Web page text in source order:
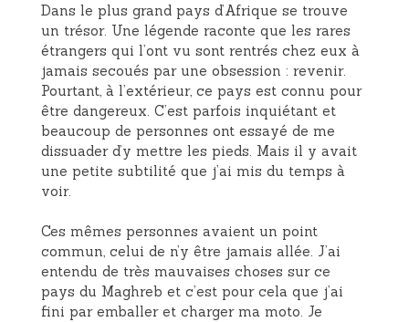
Dans le plus grand pays d’Afrique se trouve
un trésor. Une légende raconte que les rares
étrangers qui l’ont vu sont rentrés chez eux à
jamais secoués par une obsession : revenir.
Pourtant, à l’extérieur, ce pays est connu pour
être dangereux. C’est parfois inquiétant et
beaucoup de personnes ont essayé de me
dissuader d’y mettre les pieds. Mais il y avait
une petite subtilité que j’ai mis du temps à
voir.
Ces mêmes personnes avaient un point
commun, celui de n’y être jamais allée. J’ai
entendu de très mauvaises choses sur ce
pays du Maghreb et c’est pour cela que j’ai
fini par emballer et charger ma moto. Je